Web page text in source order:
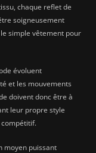
chaque reflet de
soigneusement
simple vêtement pour
évoluent
et les mouvements
doivent donc être à
leur propre style
moyen puissant